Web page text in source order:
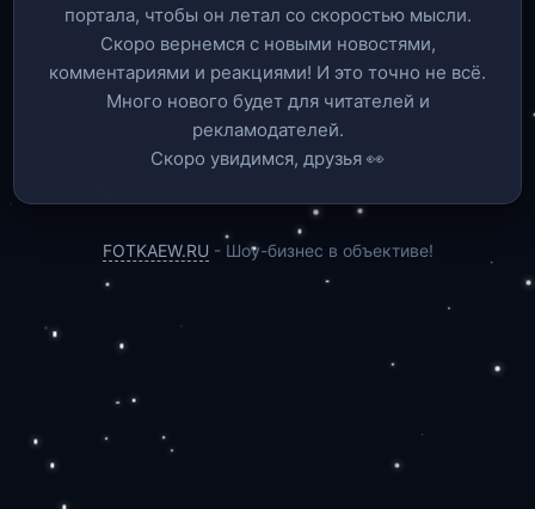
портала, чтобы он летал со скоростью мысли.
Скоро вернемся c новыми новостями,
комментариями и реакциями! И это точно не всё.
Много нового будет для читателей и
рекламодателей.
Скоро увидимся, друзья 👀
FOTKAEW.RU - Шоу-бизнес в объективе!